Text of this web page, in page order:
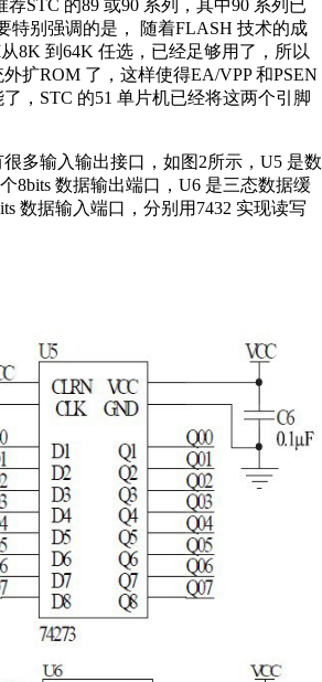
STC 的89 或90 系列，其中90 系列已
特别强调的是， 随着FLASH 技术的成
8K 到64K 任选，已经足够用了，所以
扩ROM 了，这样使得EA/VPP 和PSEN
，STC 的51 单片机已经将这两个引脚
输入输出接口，如图2所示，U5 是数
8bits 数据输出端口，U6 是三态数据缓
数据输入端口，分别用7432 实现读写